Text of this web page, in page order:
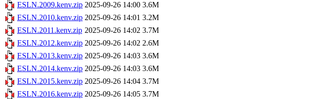
ESLN.2009.kenv.zip 2025-09-26 14:00 3.6M
ESLN.2010.kenv.zip 2025-09-26 14:01 3.2M
ESLN.2011.kenv.zip 2025-09-26 14:02 3.7M
ESLN.2012.kenv.zip 2025-09-26 14:02 2.6M
ESLN.2013.kenv.zip 2025-09-26 14:03 3.6M
ESLN.2014.kenv.zip 2025-09-26 14:03 3.6M
ESLN.2015.kenv.zip 2025-09-26 14:04 3.7M
ESLN.2016.kenv.zip 2025-09-26 14:05 3.7M